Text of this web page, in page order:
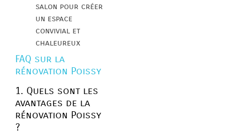
salon pour créer
un espace
convivial et
chaleureux
FAQ sur la
rénovation Poissy
1. Quels sont les
avantages de la
rénovation Poissy
?